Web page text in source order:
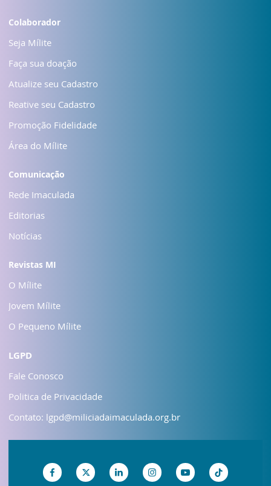
Colaborador
Seja Mílite
Faça sua doação
Atualize seu Cadastro
Reative seu Cadastro
Promoção Fidelidade
Área do Mílite
Comunicação
Rede Imaculada
Editorias
Notícias
Revistas MI
O Mílite
Jovem Mílite
O Pequeno Mílite
LGPD
Fale Conosco
Politica de Privacidade
Contato: lgpd@miliciadaimaculada.org.br